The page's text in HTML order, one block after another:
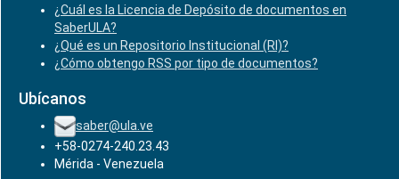
¿Cuál es la Licencia de Depósito de documentos en
SaberULA?
¿Qué es un Repositorio Institucional (RI)?
¿Cómo obtengo RSS por tipo de documentos?
Ubícanos
saber@ula.ve
+58-0274-240.23.43
Mérida - Venezuela